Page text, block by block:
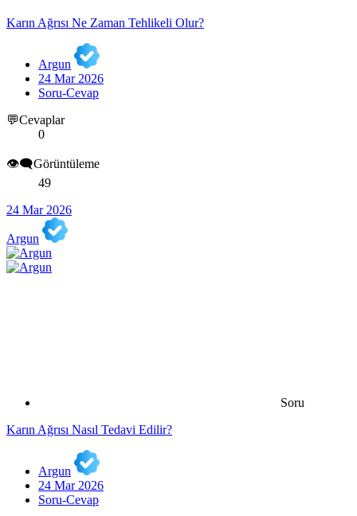
Karın Ağrısı Ne Zaman Tehlikeli Olur?
Argun
24 Mar 2026
Soru-Cevap
💬Cevaplar
0
👁️‍🗨️Görüntüleme
49
24 Mar 2026
Argun
Soru
Karın Ağrısı Nasıl Tedavi Edilir?
Argun
24 Mar 2026
Soru-Cevap